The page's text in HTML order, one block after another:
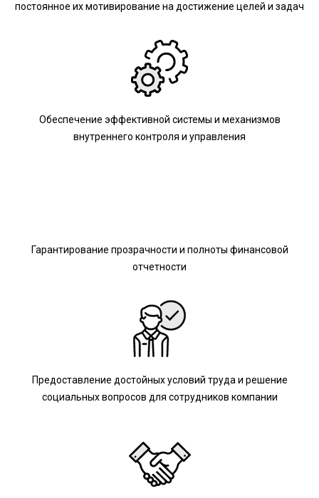
постоянное их мотивирование на достижение целей и задач
Обеспечение эффективной системы и механизмов
внутреннего контроля и управления
Гарантирование прозрачности и полноты финансовой
отчетности
Предоставление достойных условий труда и решение
социальных вопросов для сотрудников компании